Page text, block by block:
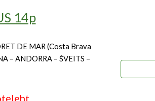
14p
DE MAR (Costa Brava
– ANDORRA – ŠVEITS –